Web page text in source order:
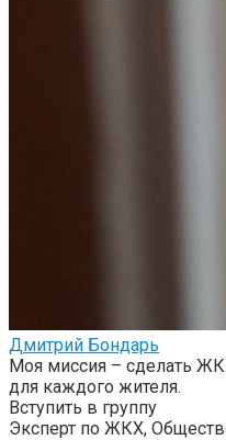
Дмитрий Бондарь
Моя миссия – сделать
для каждого жителя.
Вступить в группу
Эксперт по ЖКХ,